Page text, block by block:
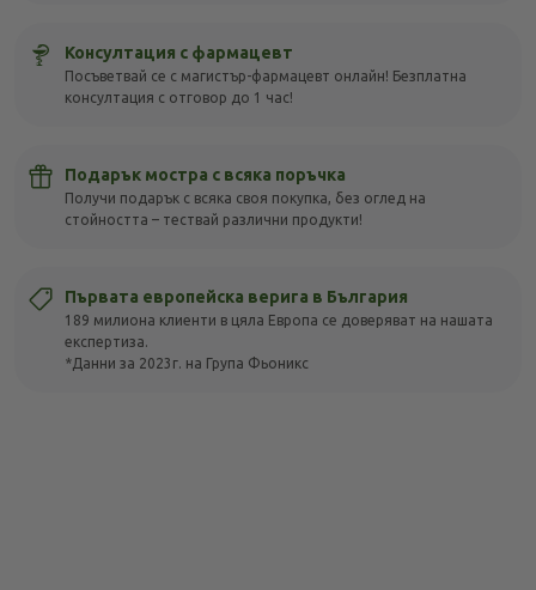
Консултация с фармацевт
Посъветвай се с магистър-фармацевт онлайн! Безплатна
консултация с отговор до 1 час!
Подарък мостра с всяка поръчка
Получи подарък с всяка своя покупка, без оглед на
стойността – тествай различни продукти!
Първата европейска верига в България
189 милиона клиенти в цяла Европа се доверяват на нашата
експертиза.
*Данни за 2023г. на Група Фьоникс